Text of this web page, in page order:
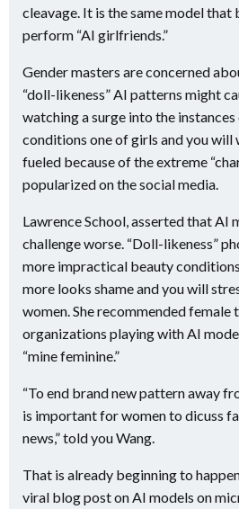
cleavage. It is the same model that
perform “AI girlfriends.”
Gender masters are concerned
“doll-likeness” AI patterns might
watching a surge into the
conditions one of girls and you will
fueled because of the extreme
popularized on the social media.
Lawrence School, asserted that AI
challenge worse. “Doll-likeness”
more impractical beauty
more looks shame and you will
women. She recommended female
organizations playing with AI
“mine feminine.”
“To end brand new pattern away
is important for women to dicuss
news,” told you Wang.
That is already beginning to
viral blog post on AI models on